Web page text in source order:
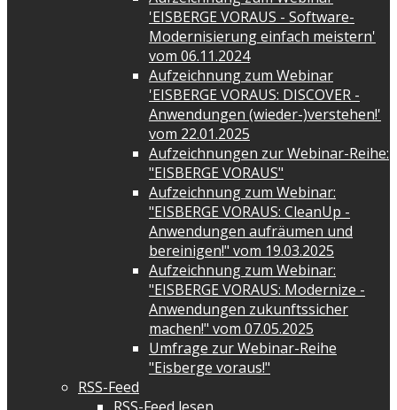
'EISBERGE VORAUS - Software-
Modernisierung einfach meistern'
vom 06.11.2024
Aufzeichnung zum Webinar
'EISBERGE VORAUS: DISCOVER -
Anwendungen (wieder-)verstehen!'
vom 22.01.2025
Aufzeichnungen zur Webinar-Reihe:
"EISBERGE VORAUS"
Aufzeichnung zum Webinar:
"EISBERGE VORAUS: CleanUp -
Anwendungen aufräumen und
bereinigen!" vom 19.03.2025
Aufzeichnung zum Webinar:
"EISBERGE VORAUS: Modernize -
Anwendungen zukunftssicher
machen!" vom 07.05.2025
Umfrage zur Webinar-Reihe
"Eisberge voraus!"
RSS-Feed